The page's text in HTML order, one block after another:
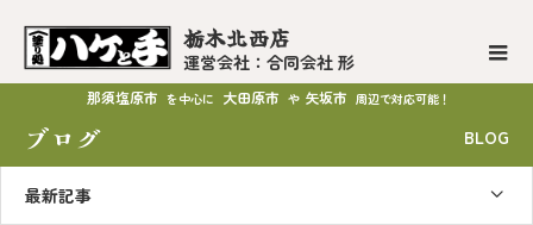
栃木北西店
運営会社：合同会社 形
那須塩原市 を中心に 大田原市 や 矢坂市 周辺で対応可能！
ブログ BLOG
最新記事